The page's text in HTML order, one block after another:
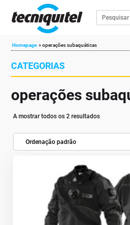
Homepage »operações subaquáticas
CATEGORIAS
operações
A mostrar todos os 2 resultados